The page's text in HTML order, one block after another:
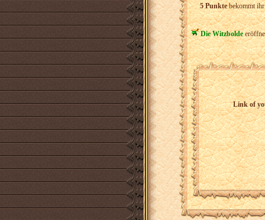
5 Punktebekommt
Die Witzbolde
Link of